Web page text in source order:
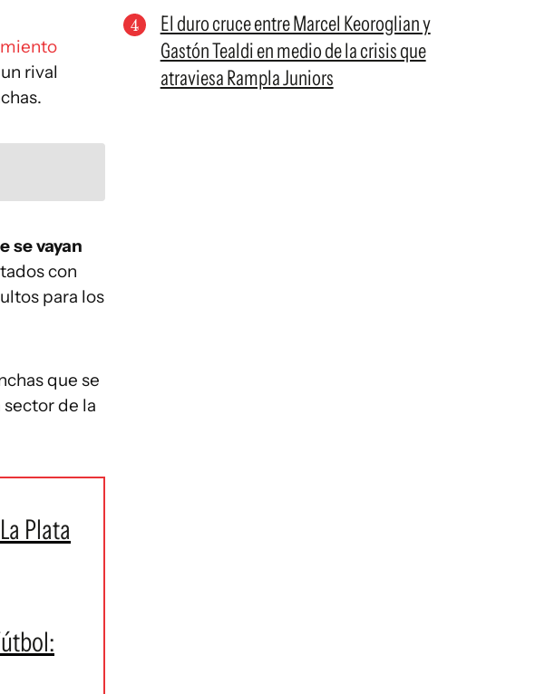
rival
se vayan
con
para los
que se
de la
Plata
El duro cruce entre Marcel Keoroglian y
Gastón Tealdi en medio de la crisis que
atraviesa Rampla Juniors